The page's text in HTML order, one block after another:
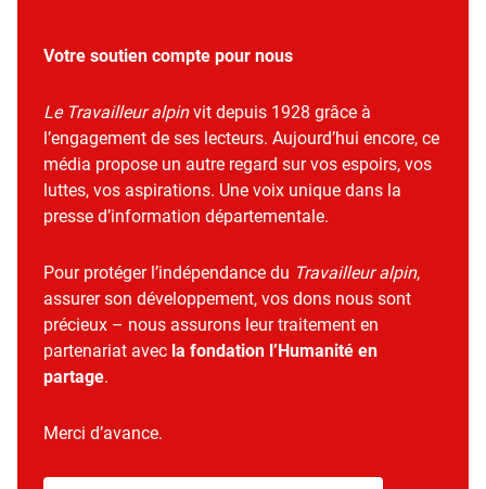
Votre soutien compte pour nous
Le Travailleur alpinvit depuis 1928 grâce à
l’engagement de ses lecteurs. Aujourd’hui encore, ce
média propose un autre regard sur vos espoirs, vos
luttes, vos aspirations. Une voix unique dans la
presse d’information départementale.
Pour protéger l’indépendance du Travailleur alpin,
assurer son développement, vos dons nous sont
précieux – nous assurons leur traitement en
partenariat avec la fondation l’Humanité en
partage.
Merci d’avance.